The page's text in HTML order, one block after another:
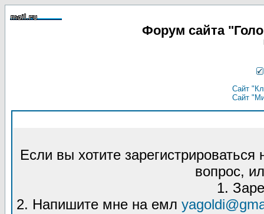
Форум сайта
Сайт
Сайт
Если вы хотите
вопрос,
1.
2. Напишите мне на емл